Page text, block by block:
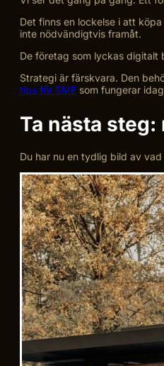
Det finns en lockelse i att
inte nödvändigtvis framåt.
De företag som lyckas
Strategi är färskvara. Den
tips för SME som fungerar
Ta nästa
Du har nu en tydlig bild av